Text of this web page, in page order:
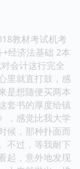
教材考试机考
经济法基础 2本
会计这行完全
里就直打鼓，感
是想随便买两本
套书的厚度给镇
，感觉比我大学
候，那种扑面而
不过，等我耐下
起，意外地发现